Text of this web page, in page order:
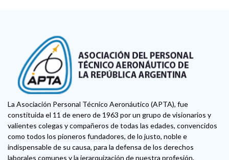
La Asociación Personal Técnico Aeronáutico (APTA), fue
constituida el 11 de enero de 1963 por un grupo de visionarios y
valientes colegas y compañeros de todas las edades, convencidos
como todos los pioneros fundadores, de lo justo, noble e
indispensable de su causa, para la defensa de los derechos
laborales comunes y la jerarquización de nuestra profesión.